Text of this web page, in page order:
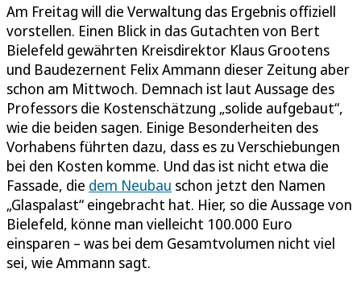
Am Freitag will die Verwaltung das Ergebnis offiziell
vorstellen. Einen Blick in das Gutachten von Bert
Bielefeld gewährten Kreisdirektor Klaus Grootens
und Baudezernent Felix Ammann dieser Zeitung aber
schon am Mittwoch. Demnach ist laut Aussage des
Professors die Kostenschätzung „solide aufgebaut“,
wie die beiden sagen. Einige Besonderheiten des
Vorhabens führten dazu, dass es zu Verschiebungen
bei den Kosten komme. Und das ist nicht etwa die
Fassade, die dem Neubau schon jetzt den Namen
„Glaspalast“ eingebracht hat. Hier, so die Aussage von
Bielefeld, könne man vielleicht 100.000 Euro
einsparen – was bei dem Gesamtvolumen nicht viel
sei, wie Ammann sagt.